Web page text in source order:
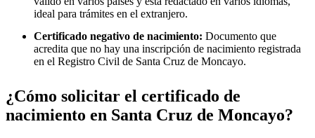
ideal para trámites en el extranjero.
Certificado negativo de nacimiento: Documento que
acredita que no hay una inscripción de nacimiento registrada
en el Registro Civil de Santa Cruz de Moncayo.
¿Cómo solicitar el certificado de
nacimiento en Santa Cruz de Moncayo?